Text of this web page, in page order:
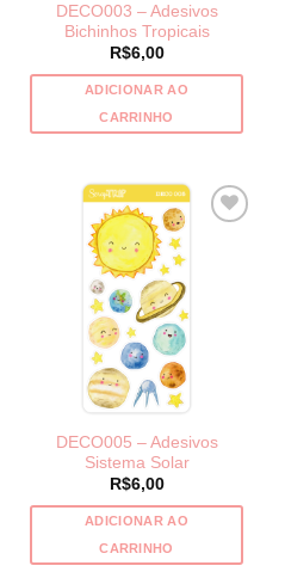
DECO003 – Adesivos
Bichinhos Tropicais
R$6,00
ADICIONAR AO
CARRINHO
DECO005 – Adesivos
Sistema Solar
R$6,00
ADICIONAR AO
CARRINHO